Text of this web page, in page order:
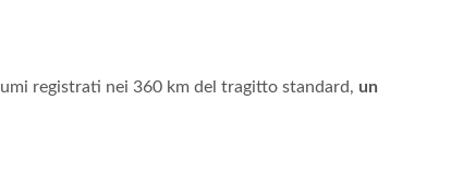
registrati nei 360 km del tragitto standard, un